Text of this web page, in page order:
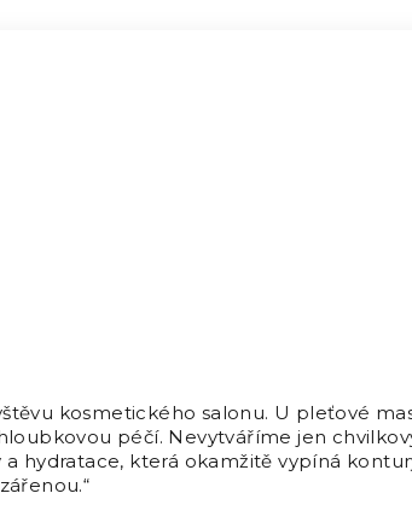
kosmetického salonu. U pleťové
péčí. Nevytváříme jen
hydratace, která okamžitě vypíná